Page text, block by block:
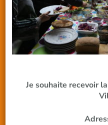
Je souhaite recevoir